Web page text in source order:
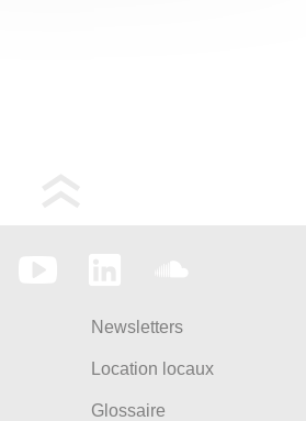
Newsletters
Location locaux
Glossaire